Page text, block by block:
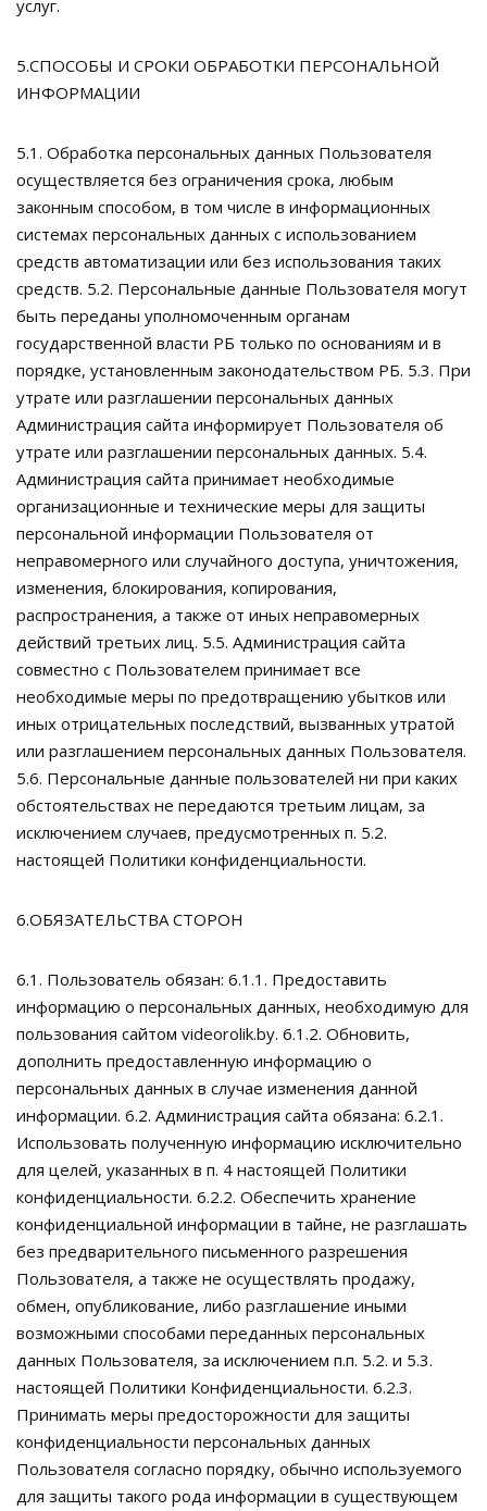
услуг.
5.СПОСОБЫ И СРОКИ ОБРАБОТКИ ПЕРСОНАЛЬНОЙ
ИНФОРМАЦИИ
5.1. Обработка персональных данных Пользователя
осуществляется без ограничения срока, любым
законным способом, в том числе в информационных
системах персональных данных с использованием
средств автоматизации или без использования таких
средств. 5.2. Персональные данные Пользователя могут
быть переданы уполномоченным органам
государственной власти РБ только по основаниям и в
порядке, установленным законодательством РБ. 5.3. При
утрате или разглашении персональных данных
Администрация сайта информирует Пользователя об
утрате или разглашении персональных данных. 5.4.
Администрация сайта принимает необходимые
организационные и технические меры для защиты
персональной информации Пользователя от
неправомерного или случайного доступа, уничтожения,
изменения, блокирования, копирования,
распространения, а также от иных неправомерных
действий третьих лиц. 5.5. Администрация сайта
совместно с Пользователем принимает все
необходимые меры по предотвращению убытков или
иных отрицательных последствий, вызванных утратой
или разглашением персональных данных Пользователя.
5.6. Персональные данные пользователей ни при каких
обстоятельствах не передаются третьим лицам, за
исключением случаев, предусмотренных п. 5.2.
настоящей Политики конфиденциальности.
6.ОБЯЗАТЕЛЬСТВА СТОРОН
6.1. Пользователь обязан: 6.1.1. Предоставить
информацию о персональных данных, необходимую для
пользования сайтом videorolik.by. 6.1.2. Обновить,
дополнить предоставленную информацию о
персональных данных в случае изменения данной
информации. 6.2. Администрация сайта обязана: 6.2.1.
Использовать полученную информацию исключительно
для целей, указанных в п. 4 настоящей Политики
конфиденциальности. 6.2.2. Обеспечить хранение
конфиденциальной информации в тайне, не разглашать
без предварительного письменного разрешения
Пользователя, а также не осуществлять продажу,
обмен, опубликование, либо разглашение иными
возможными способами переданных персональных
данных Пользователя, за исключением п.п. 5.2. и 5.3.
настоящей Политики Конфиденциальности. 6.2.3.
Принимать меры предосторожности для защиты
конфиденциальности персональных данных
Пользователя согласно порядку, обычно используемого
для защиты такого рода информации в существующем